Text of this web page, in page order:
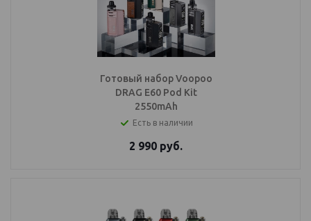
Готовый набор Voopoo
DRAG E60 Pod Kit
2550mAh
Есть в наличии
2 990 руб.